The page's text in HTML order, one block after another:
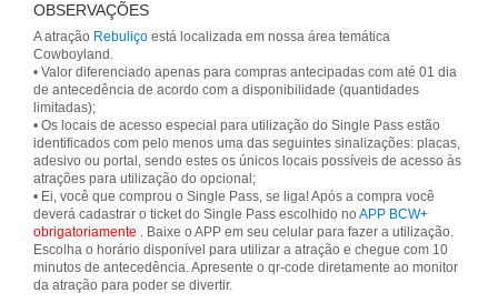
OBSERVAÇÕES
A atração Rebuliço está localizada em nossa área temática
Cowboyland.
• Valor diferenciado apenas para compras antecipadas com até 01 dia
de antecedência de acordo com a disponibilidade (quantidades
limitadas);
• Os locais de acesso especial para utilização do Single Pass estão
identificados com pelo menos uma das seguintes sinalizações: placas,
adesivo ou portal, sendo estes os únicos locais possíveis de acesso às
atrações para utilização do opcional;
• Ei, você que comprou o Single Pass, se liga! Após a compra você
deverá cadastrar o ticket do Single Pass escolhido no APP BCW+
obrigatoriamente . Baixe o APP em seu celular para fazer a utilização.
Escolha o horário disponível para utilizar a atração e chegue com 10
minutos de antecedência. Apresente o qr-code diretamente ao monitor
da atração para poder se divertir.